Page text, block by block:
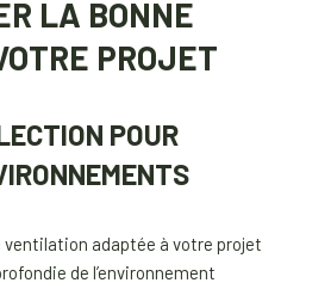
LA BONNE
PROJET
POUR
ventilation adaptée à votre projet
de l’environnement